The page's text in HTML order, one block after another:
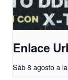
Enlace
Sáb 8 agosto a